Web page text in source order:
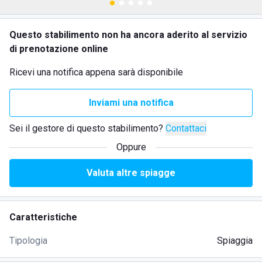
Questo stabilimento non ha ancora aderito al servizio
di prenotazione online
Ricevi una notifica appena sarà disponibile
Inviami una notifica
Sei il gestore di questo stabilimento? Contattaci
Oppure
Valuta altre spiagge
Caratteristiche
Tipologia Spiaggia